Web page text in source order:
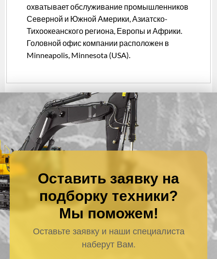
охватывает обслуживание промышленников
Северной и Южной Америки, Азиатско-
Тихоокеанского региона, Европы и Африки.
Головной офис компании расположен в
Minneapolis, Minnesota (USA).
Оставить заявку на
подборку техники?
Мы поможем!
Оставьте заявку и наши специалиста
наберут Вам.